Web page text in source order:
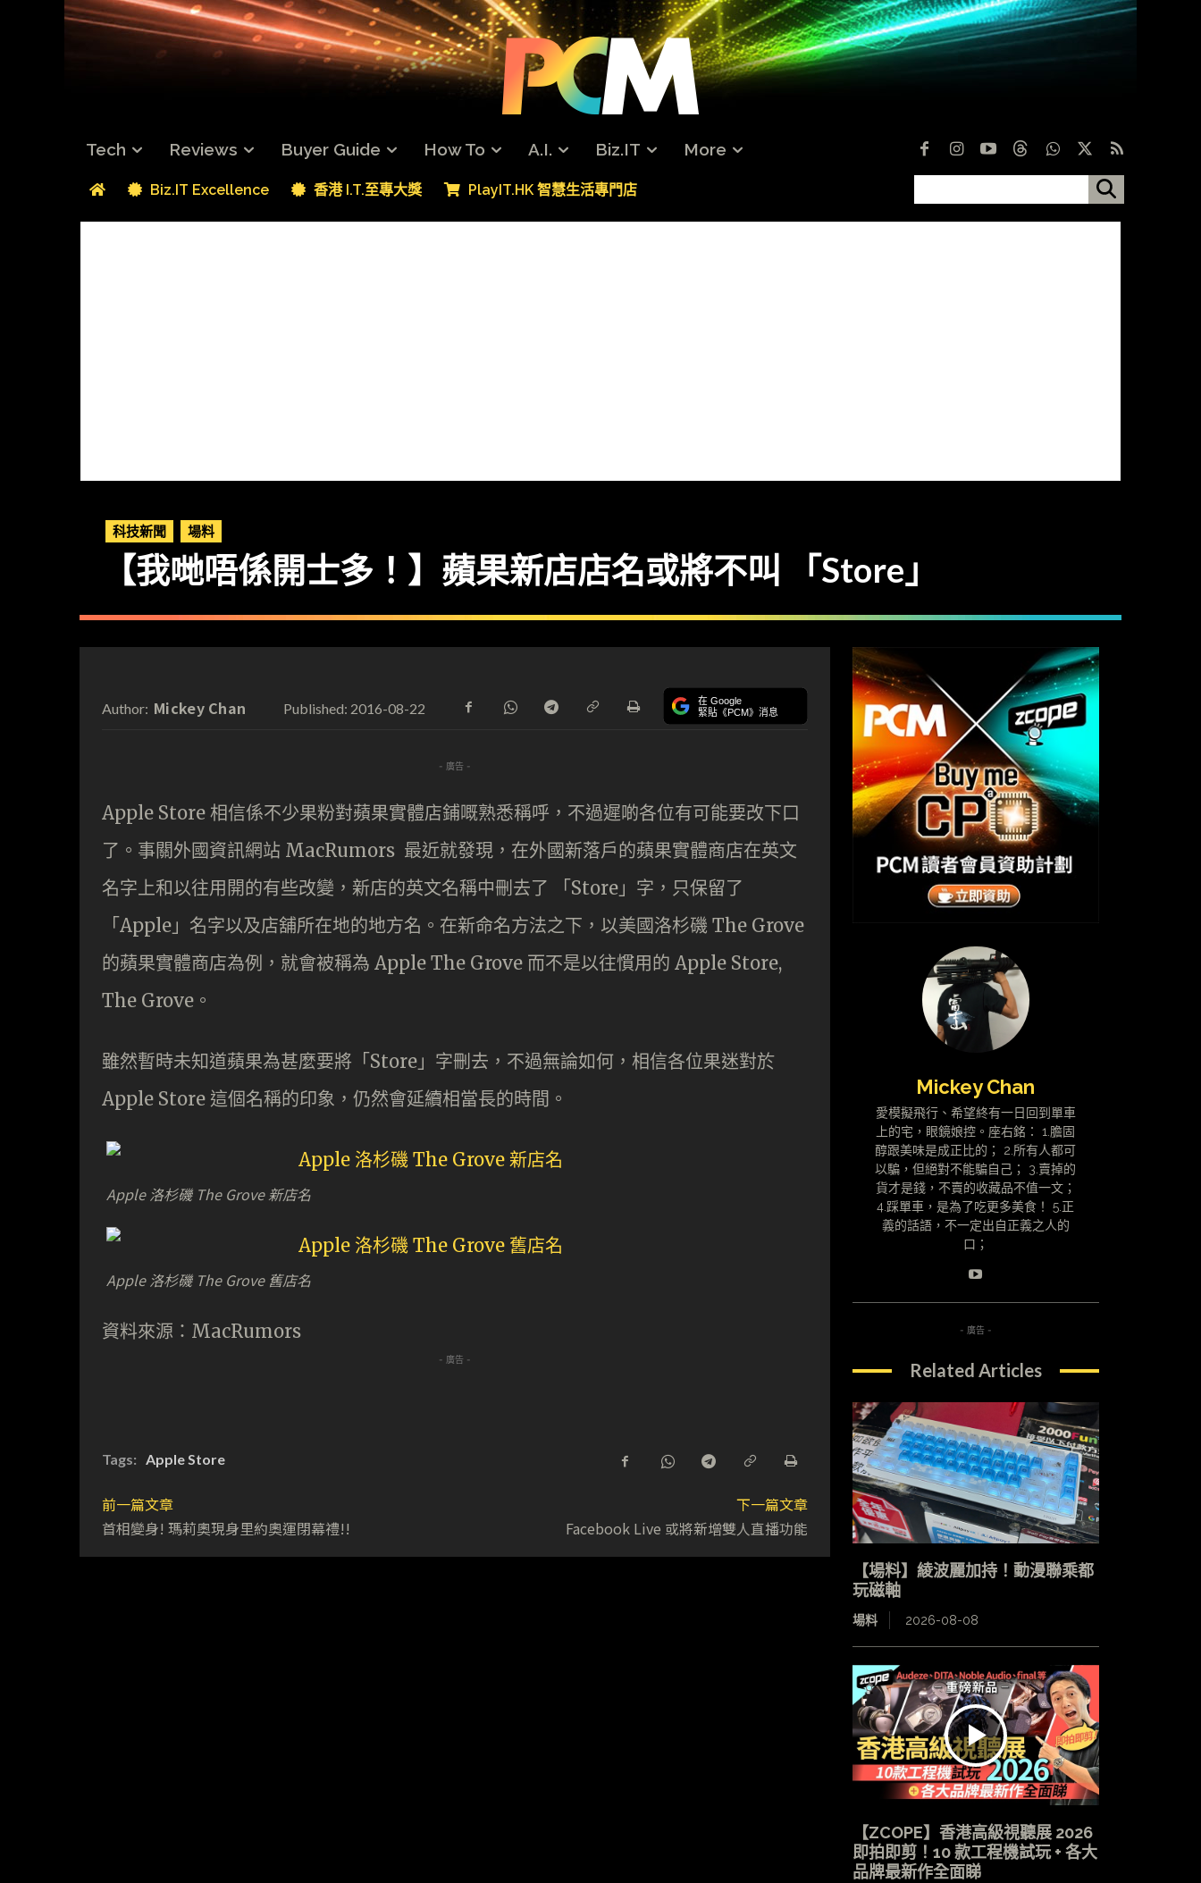
Tech Reviews Buyer Guide How To A.I. Biz.IT More
Biz.IT Excellence 香港 I.T.至專大獎 PlayIT.HK 智慧生活專門店
科技新聞 場料
【我哋唔係開士多！】蘋果新店店名或將不叫 「Store」
Author: Mickey Chan Published: 2016-08-22 在 Google
緊貼《PCM》消息
- 廣告 -
Apple Store 相信係不少果粉對蘋果實體店鋪嘅熟悉稱呼，不過遲啲各位有可能要改下口
了。事關外國資訊網站 MacRumors 最近就發現，在外國新落戶的蘋果實體商店在英文
名字上和以往用開的有些改變，新店的英文名稱中刪去了 「Store」字，只保留了
「Apple」名字以及店舖所在地的地方名。在新命名方法之下，以美國洛杉磯 The Grove
的蘋果實體商店為例，就會被稱為 Apple The Grove 而不是以往慣用的 Apple Store,
The Grove。
雖然暫時未知道蘋果為甚麼要將「Store」字刪去，不過無論如何，相信各位果迷對於
Apple Store 這個名稱的印象，仍然會延續相當長的時間。
Apple 洛杉磯 The Grove 新店名
Apple 洛杉磯 The Grove 舊店名
資料來源：MacRumors
- 廣告 -
Tags: Apple Store
前一篇文章
首相變身! 瑪莉奧現身里約奧運閉幕禮!!
下一篇文章
Facebook Live 或將新增雙人直播功能
Mickey Chan
愛模擬飛行、希望終有一日回到單車
上的宅，眼鏡娘控。座右銘： 1.膽固
醇跟美味是成正比的； 2.所有人都可
以騙，但絕對不能騙自己； 3.賣掉的
貨才是錢，不賣的收藏品不值一文；
4.踩單車，是為了吃更多美食！ 5.正
義的話語，不一定出自正義之人的
口；
- 廣告 -
Related Articles
【場料】綾波麗加持！動漫聯乘都
玩磁軸
場料 2026-08-08
【ZCOPE】香港高級視聽展 2026
即拍即剪！10 款工程機試玩 + 各大
品牌最新作全面睇